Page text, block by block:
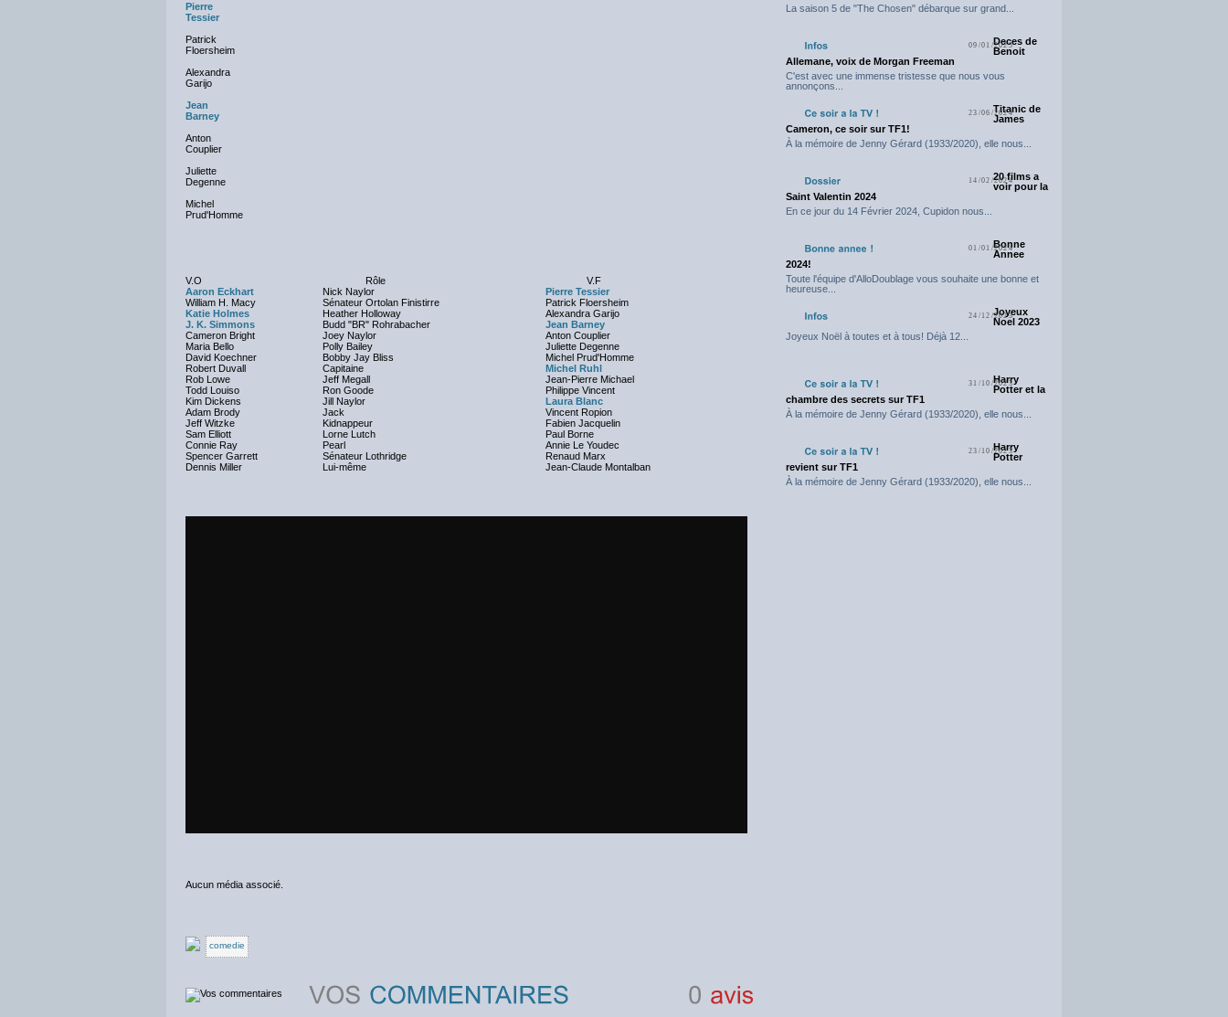
Pierre
Tessier
Patrick
Floersheim
Alexandra
Garijo
Jean
Barney
Anton
Couplier
Juliette
Degenne
Michel
Prud'Homme
V.O Rôle
V.F
Aaron Eckhart
Nick Naylor
Pierre Tessier
William H. Macy
Sénateur Ortolan Finistirre
Patrick Floersheim
Katie Holmes
Heather Holloway
Alexandra Garijo
J. K. Simmons
Budd "BR" Rohrabacher
Jean Barney
Cameron Bright
Joey Naylor
Anton Couplier
Maria Bello
Polly Bailey
Juliette Degenne
David Koechner
Bobby Jay Bliss
Michel Prud'Homme
Robert Duvall
Capitaine
Michel Ruhl
Rob Lowe
Jeff Megall
Jean-Pierre Michael
Todd Louiso
Ron Goode
Philippe Vincent
Kim Dickens
Jill Naylor
Laura Blanc
Adam Brody
Jack
Vincent Ropion
Jeff Witzke
Kidnappeur
Fabien Jacquelin
Sam Elliott
Lorne Lutch
Paul Borne
Connie Ray
Pearl
Annie Le Youdec
Spencer Garrett
Sénateur Lothridge
Renaud Marx
Dennis Miller
Lui-même Jean-Claude Montalban
Aucun média associé.
comedie
La saison 5 de "The Chosen" débarque sur grand...
09/01/2025Deces de
Benoit
Allemane, voix de Morgan Freeman
C'est avec une immense tristesse que nous vous
annonçons...
23/06/2024Titanic de
James
Cameron, ce soir sur TF1!
À la mémoire de Jenny Gérard (1933/2020), elle nous...
14/02/202420 films a
voir pour la
Saint Valentin 2024
En ce jour du 14 Février 2024, Cupidon nous...
01/01/2024
Bonne
Annee
2024!
Toute l'équipe d'AlloDoublage vous souhaite une bonne et
heureuse...
24/12/2023
Joyeux
Noel 2023
Joyeux Noël à toutes et à tous! Déjà 12...
31/10/2023
Harry
Potter et la
chambre des secrets sur TF1
À la mémoire de Jenny Gérard (1933/2020), elle nous...
23/10/2023
Harry
Potter
revient sur TF1
À la mémoire de Jenny Gérard (1933/2020), elle nous...